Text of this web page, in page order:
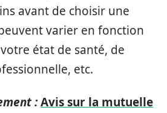
avant de choisir une
varier en fonction
état de santé, de
etc.
:Avis sur la mutuelle